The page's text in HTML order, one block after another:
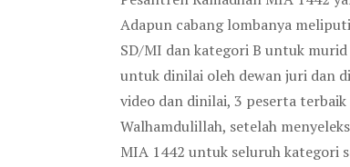
Adapun cabang lombanya
SD/MI dan kategori B untuk
untuk dinilai oleh dewan juri dan
video dan dinilai, 3 peserta
Walhamdulillah, setelah
MIA 1442 untuk seluruh kategori